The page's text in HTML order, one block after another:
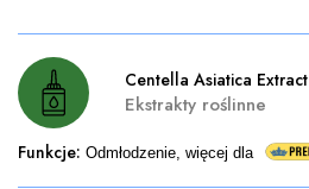
Centella Asiatica Extract
Ekstrakty roślinne
Funkcje: Odmłodzenie, więcej dla